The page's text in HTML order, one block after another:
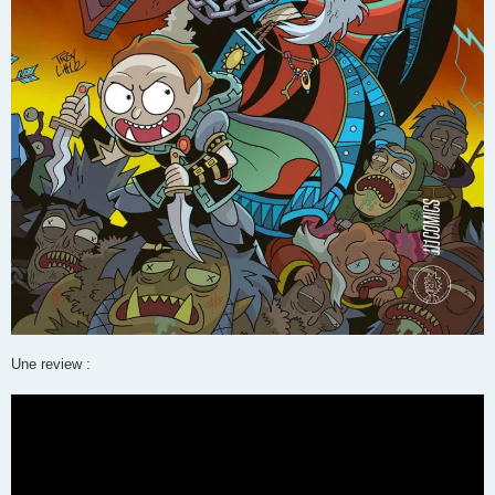
Une review :